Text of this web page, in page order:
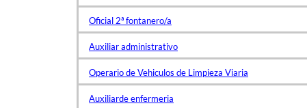
Oficial 2ª fontanero/a
Auxiliar administrativo
Operario de Vehiculos de Limpieza Viaria
Auxiliarde enfermeria